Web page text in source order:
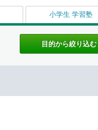
小学生 学習塾